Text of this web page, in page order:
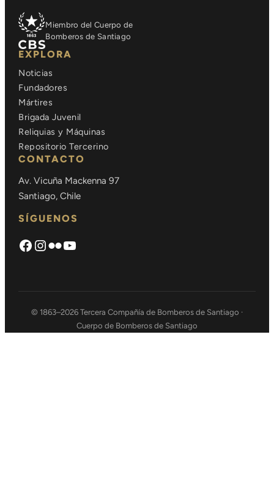
Miembro del Cuerpo de
Bomberos de Santiago
EXPLORA
Noticias
Fundadores
Mártires
Brigada Juvenil
Reliquias y Máquinas
Repositorio Tercerino
CONTACTO
Av. Vicuña Mackenna 97
Santiago, Chile
SÍGUENOS
Facebook
Instagram
Flickrhttps://www.youtube.com/
© 1863–2026 Tercera Compañía de Bomberos de Santiago ·
Cuerpo de Bomberos de Santiago